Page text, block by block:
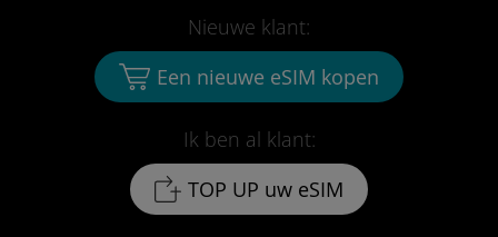
Ik ben al klant:
TOP UP uw eSIM
Nieuwe klant:
Een nieuwe eSIM kopen